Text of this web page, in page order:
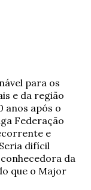
para os
e da região
anos após o
Federação
e
difícil
da
que o Major